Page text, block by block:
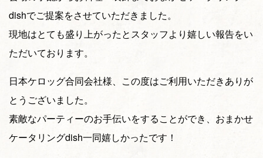
dishでご提案をさせていただきました。
現地はとても盛り上がったとスタッフより嬉しい報告をい
ただいております。
日本ケロッグ合同会社様、この度はご利用いただきありが
とうございました。
素敵なパーティーのお手伝いをすることができ、おまかせ
ケータリングdish一同嬉しかったです！